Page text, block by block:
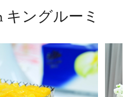
キングルーミ